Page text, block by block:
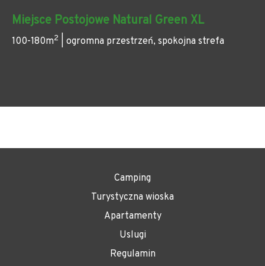
Miejsce Postojowe Natural Green XL
100-180m2 | ogromna przestrzeń, spokojna strefa
Camping
Turystyczna wioska
Apartamenty
Uslugi
Regulamin